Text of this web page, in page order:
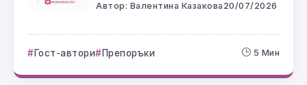
Автор: Валентина Казакова 20/07/2026
Гост-автори Препоръки 5 Мин